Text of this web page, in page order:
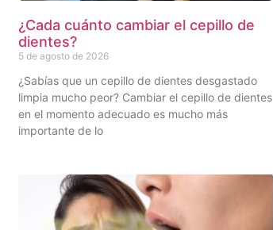
¿Cada cuánto cambiar el cepillo de
dientes?
5 de agosto de 2026
¿Sabías que un cepillo de dientes desgastado
limpia mucho peor? Cambiar el cepillo de dientes
en el momento adecuado es mucho más
importante de lo